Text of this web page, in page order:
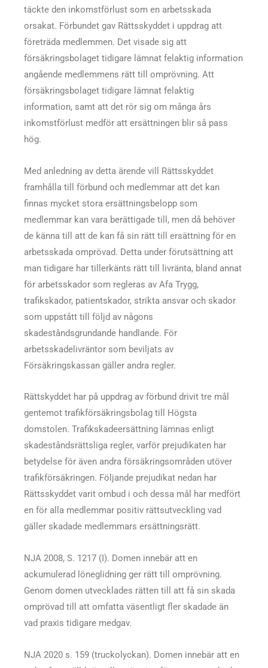
täckte den inkomstförlust som en arbetsskada
orsakat. Förbundet gav Rättsskyddet i uppdrag att
företräda medlemmen. Det visade sig att
försäkringsbolaget tidigare lämnat felaktig information
angående medlemmens rätt till omprövning. Att
försäkringsbolaget tidigare lämnat felaktig
information, samt att det rör sig om många års
inkomstförlust medför att ersättningen blir så pass
hög.
Med anledning av detta ärende vill Rättsskyddet
framhålla till förbund och medlemmar att det kan
finnas mycket stora ersättningsbelopp som
medlemmar kan vara berättigade till, men då behöver
de känna till att de kan få sin rätt till ersättning för en
arbetsskada omprövad. Detta under förutsättning att
man tidigare har tillerkänts rätt till livränta, bland annat
för arbetsskador som regleras av Afa Trygg,
trafikskador, patientskador, strikta ansvar och skador
som uppstått till följd av någons
skadeståndsgrundande handlande. För
arbetsskadelivräntor som beviljats av
Försäkringskassan gäller andra regler.
Rättskyddet har på uppdrag av förbund drivit tre mål
gentemot trafikförsäkringsbolag till Högsta
domstolen. Trafikskadeersättning lämnas enligt
skadeståndsrättsliga regler, varför prejudikaten har
betydelse för även andra försäkringsområden utöver
trafikförsäkringen. Följande prejudikat nedan har
Rättsskyddet varit ombud i och dessa mål har medfört
en för alla medlemmar positiv rättsutveckling vad
gäller skadade medlemmars ersättningsrätt.
NJA 2008, S. 1217 (I). Domen innebär att en
ackumulerad löneglidning ger rätt till omprövning.
Genom domen utvecklades rätten till att få sin skada
omprövad till att omfatta väsentligt fler skadade än
vad praxis tidigare medgav.
NJA 2020 s. 159 (truckolyckan). Domen innebär att en